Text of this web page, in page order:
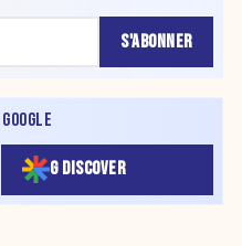
S'ABONNER
G DISCOVER